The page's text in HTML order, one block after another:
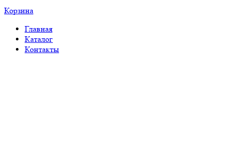
Корзина
Главная
Каталог
Контакты